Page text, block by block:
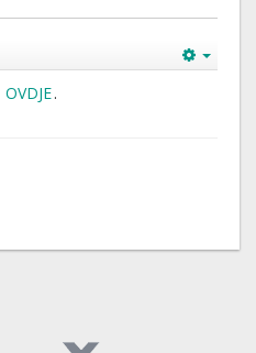
OVDJE.